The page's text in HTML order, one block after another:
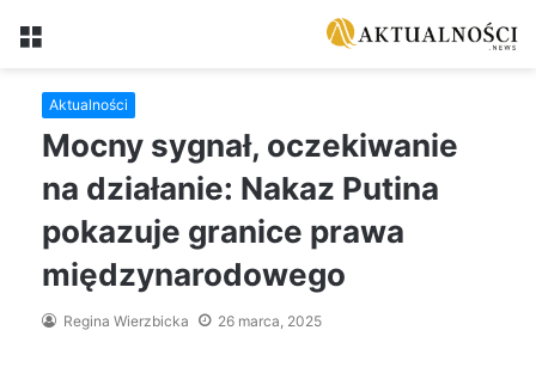
Menu
Aktualności
Mocny sygnał, oczekiwanie
na działanie: Nakaz Putina
pokazuje granice prawa
międzynarodowego
Regina Wierzbicka 26 marca, 2025